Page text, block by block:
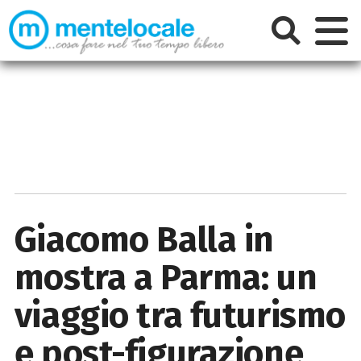
Giacomo Balla in
mostra a Parma: un
viaggio tra futurismo